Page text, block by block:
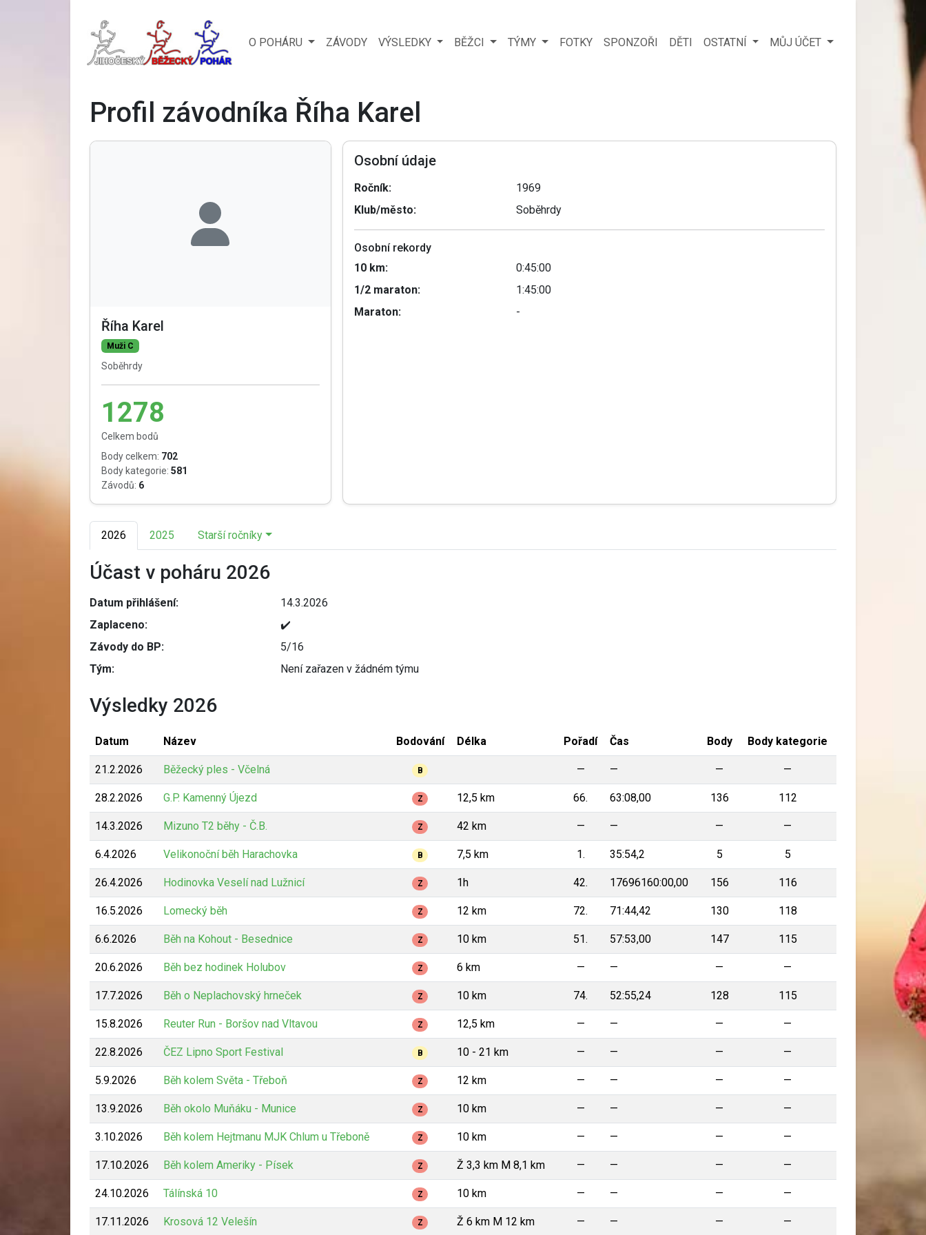
O POHÁRU ZÁVODY VÝSLEDKY BĚŽCI TÝMY FOTKY SPONZOŘI DĚTI OSTATNÍ MŮJ ÚČET
Profil závodníka Říha Karel
Říha Karel
Muži C
Soběhrdy
1278
Celkem bodů
Body celkem: 702
Body kategorie: 581
Závodů: 6
Osobní údaje
Ročník:
1969
Klub/město:
Soběhrdy
Osobní rekordy
10 km:
0:45:00
1/2 maraton:
1:45:00
Maraton:
-
2026 2025 Starší ročníky
Účast v poháru 2026
Datum přihlášení:
14.3.2026
Zaplaceno:
✔️
Závody do BP:
5/16
Tým:
Není zařazen v žádném týmu
Výsledky 2026
Datum Název Bodování Délka Pořadí Čas Body Body kategorie
21.2.2026 Běžecký ples - Včelná B — — — —
28.2.2026 G.P. Kamenný Újezd Z 12,5 km 66. 63:08,00 136 112
14.3.2026 Mizuno T2 běhy - Č.B. Z 42 km — — — —
6.4.2026 Velikonoční běh Harachovka B 7,5 km 1. 35:54,2 5 5
26.4.2026 Hodinovka Veselí nad Lužnicí Z 1h 42. 17696160:00,00 156 116
16.5.2026 Lomecký běh Z 12 km 72. 71:44,42 130 118
6.6.2026 Běh na Kohout - Besednice Z 10 km 51. 57:53,00 147 115
20.6.2026 Běh bez hodinek Holubov Z 6 km — — — —
17.7.2026 Běh o Neplachovský hrneček Z 10 km 74. 52:55,24 128 115
15.8.2026 Reuter Run - Boršov nad Vltavou Z 12,5 km — — — —
22.8.2026 ČEZ Lipno Sport Festival B 10 - 21 km — — — —
5.9.2026 Běh kolem Světa - Třeboň Z 12 km — — — —
13.9.2026 Běh okolo Muňáku - Munice Z 10 km — — — —
3.10.2026 Běh kolem Hejtmanu MJK Chlum u Třeboně Z 10 km — — — —
17.10.2026 Běh kolem Ameriky - Písek Z Ž 3,3 km M 8,1 km — — — —
24.10.2026 Tálínská 10 Z 10 km — — — —
17.11.2026 Krosová 12 Velešín Z Ž 6 km M 12 km — — — —